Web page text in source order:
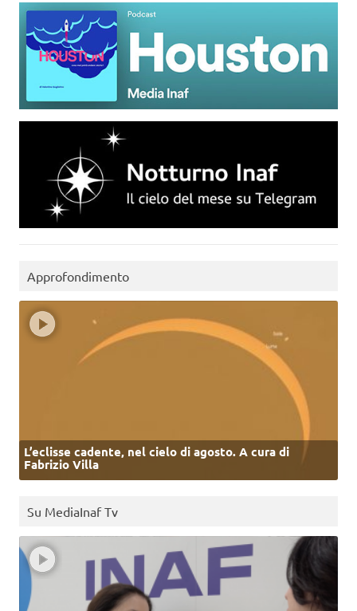
Approfondimento
L’eclisse cadente, nel cielo di agosto. A cura di
Fabrizio Villa
Su MediaInaf Tv